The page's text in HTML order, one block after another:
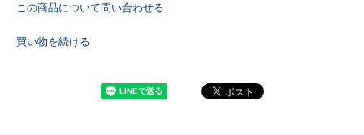
この商品について問い合わせる
買い物を続ける